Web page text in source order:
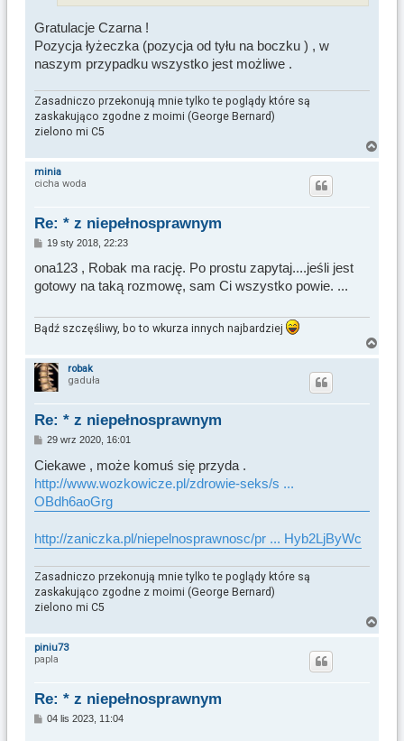
Gratulacje Czarna !
Pozycja łyżeczka (pozycja od tyłu na boczku ) , w
naszym przypadku wszystko jest możliwe .
Zasadniczo przekonują mnie tylko te poglądy które są
zaskakująco zgodne z moimi (George Bernard)
zielono mi C5
N
minia
cicha woda
Re: * z niepełnosprawnym
P
s
19 sty 2018, 22:23
ona123 , Robak ma rację. Po prostu zapytaj....jeśli jest
gotowy na taką rozmowę, sam Ci wszystko powie. ...
Bądź szczęśliwy, bo to wkurza innych najbardziej
N
r
robak
gaduła
Re: * z niepełnosprawnym
P
s
t
29 wrz 2020, 16:01
Ciekawe , może komuś się przyda .
http://www.wozkowicze.pl/zdrowie-seks/s ...
OBdh6aoGrg
http://zaniczka.pl/niepelnosprawnosc/pr ... Hyb2LjByWc
Zasadniczo przekonują mnie tylko te poglądy które są
zaskakująco zgodne z moimi (George Bernard)
zielono mi C5
N
piniu73
papla
Re: * z niepełnosprawnym
P04 lis 2023, 11:04